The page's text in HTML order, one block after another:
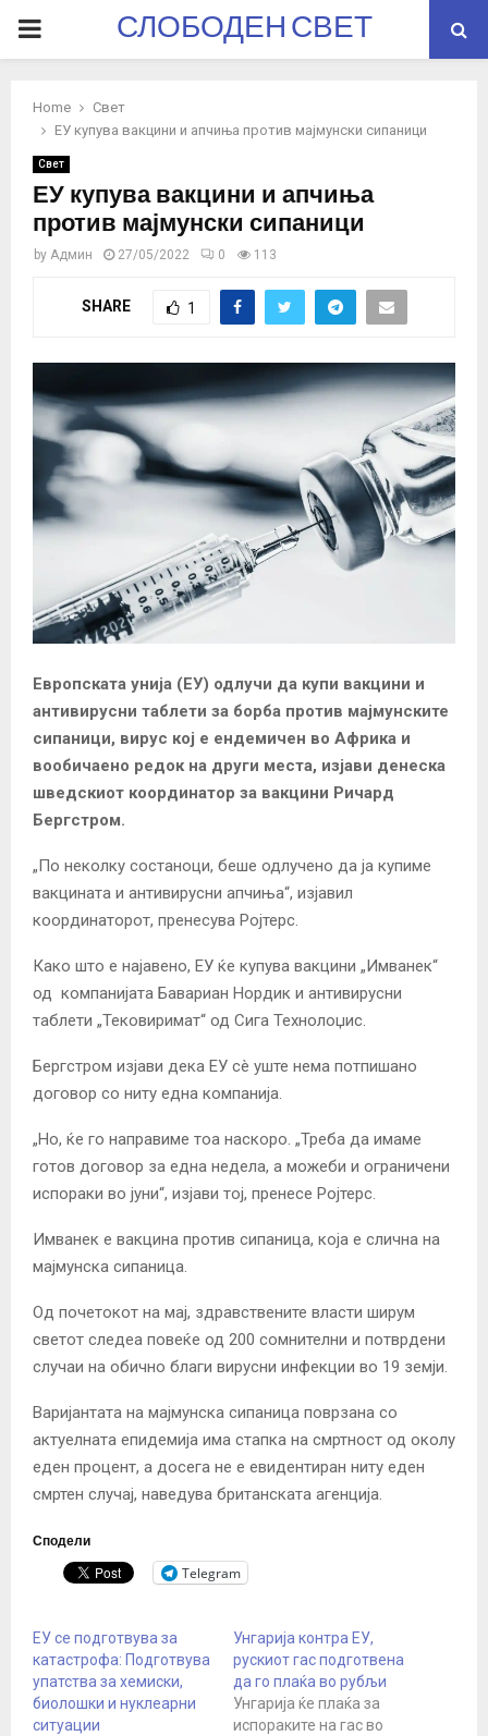
PRIMARYСЛОБОДЕН СВЕТ
Home
Свет
ЕУ купува вакцини и апчиња против мајмунски сипаници
Свет
ЕУ купува вакцини и апчиња
против мајмунски сипаници
by Админ 27/05/2022 0 113
SHARE 1
Европската унија (ЕУ) одлучи да купи вакцини и
антивирусни таблети за борба против мајмунските
сипаници, вирус кој е ендемичен во Африка и
вообичаено редок на други места, изјави денеска
шведскиот координатор за вакцини Ричард
Бергстром.
„По неколку состаноци, беше одлучено да ја купиме
вакцината и антивирусни апчиња“, изјавил
координаторот, пренесува Ројтерс.
Како што е најавено, ЕУ ќе купува вакцини „Имванек“
од компанијата Бавариан Нордик и антивирусни
таблети „Тековиримат“ од Сига Технолоџис.
Бергстром изјави дека ЕУ сè уште нема потпишано
договор со ниту една компанија.
„Но, ќе го направиме тоа наскоро. „Треба да имаме
готов договор за една недела, а можеби и ограничени
испораки во јуни“, изјави тој, пренесе Ројтерс.
Имванек е вакцина против сипаница, која е слична на
мајмунска сипаница.
Од почетокот на мај, здравствените власти ширум
светот следеа повеќе од 200 сомнителни и потврдени
случаи на обично благи вирусни инфекции во 19 земји.
Варијантата на мајмунска сипаница поврзана со
актуелната епидемија има стапка на смртност од околу
еден процент, а досега не е евидентиран ниту еден
смртен случај, наведува британската агенција.
Сподели
Telegram
ЕУ се подготвува за
катастрофа: Подготвува
упатства за хемиски,
биолошки и нуклеарни
ситуации
Унгарија контра ЕУ,
рускиот гас подготвена
да го плаќа во рубљи
Унгарија ќе плаќа за
испораките на гас во